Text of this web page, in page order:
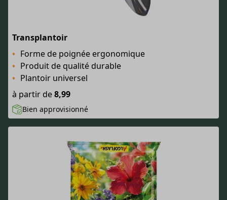
Transplantoir
Forme de poignée ergonomique
Produit de qualité durable
Plantoir universel
à partir de8,99
Bien approvisionné